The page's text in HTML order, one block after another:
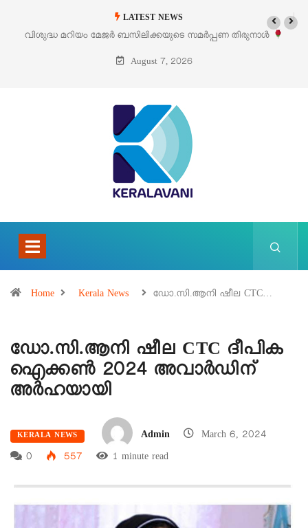
LATEST NEWS
‘പെറ്റൽസ്’ ലൈഫ് സ്റ്റൈൽ എക്സിബിഷനും സെയിലും
പെരുമാനൂരിൽ
August 7, 2026
Home Kerala News ഡോ.സി.ആനി ഷീല CTC…
ഡോ.സി.ആനി ഷീല CTC ദീപിക
ഐക്കൺ 2024 അവാർഡിന്
അർഹയായി
KERALA NEWS Admin
March 6, 2024
0
557 1 minute read